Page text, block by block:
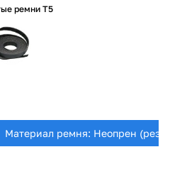
ремни T5
Материал ремня: Неопрен